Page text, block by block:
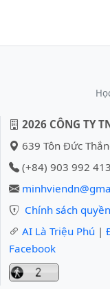
Hứng làn nước
2026 CÔNG TY
639 Tôn Đức
(+84) 903 992 413
Chính sách
AI Là Triệu Phú |
Facebook